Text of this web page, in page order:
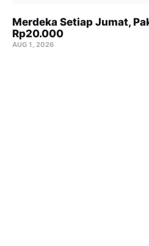
Merdeka Setiap Jumat,
Rp20.000
AUG 1, 2026